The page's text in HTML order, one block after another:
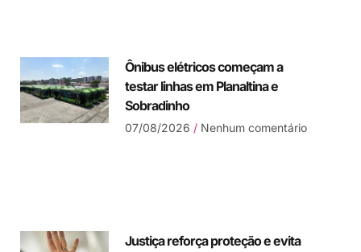
Ônibus elétricos começam a
testar linhas em Planaltina e
Sobradinho
07/08/2026 Nenhum comentário
Justiça reforça proteção e evita